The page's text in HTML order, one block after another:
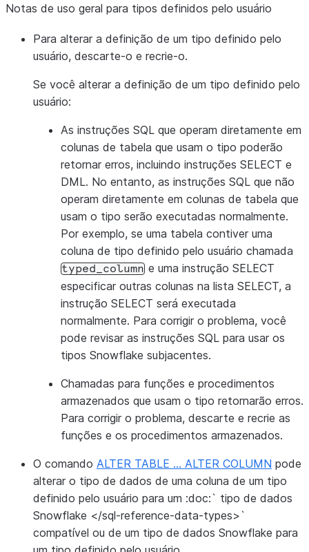
Notas de uso geral para tipos definidos pelo usuário
Para alterar a definição de um tipo definido pelo
usuário, descarte-o e recrie-o.
Se você alterar a definição de um tipo definido pelo
usuário:
As instruções SQL que operam diretamente em
colunas de tabela que usam o tipo poderão
retornar erros, incluindo instruções SELECT e
DML. No entanto, as instruções SQL que não
operam diretamente em colunas de tabela que
usam o tipo serão executadas normalmente.
Por exemplo, se uma tabela contiver uma
coluna de tipo definido pelo usuário chamada
typed_column e uma instrução SELECT
especificar outras colunas na lista SELECT, a
instrução SELECT será executada
normalmente. Para corrigir o problema, você
pode revisar as instruções SQL para usar os
tipos Snowflake subjacentes.
Chamadas para funções e procedimentos
armazenados que usam o tipo retornarão erros.
Para corrigir o problema, descarte e recrie as
funções e os procedimentos armazenados.
O comando ALTER TABLE … ALTER COLUMN pode
alterar o tipo de dados de uma coluna de um tipo
definido pelo usuário para um :doc:` tipo de dados
Snowflake </sql-reference-data-types>`
compatível ou de um tipo de dados Snowflake para